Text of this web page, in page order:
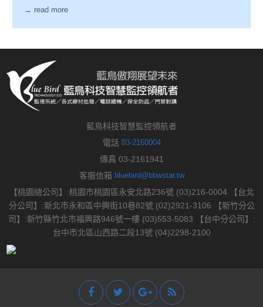
→ read more
藍鳥科技智慧監控領航者
電話 03-2160004
傳真 03-2161941
客服信箱 bluebird@bbwstar.tw
【桃園總公司】:桃園市桃園區永安北路236號 (03)216-0004 【台北
分公司】:新北市永和區中興街10巷82號 (02)2921-3106 【新竹分公
司】:新竹縣竹北市福興路946號一樓 (03)553-5083 【台中分公司】:
台中市北區山西路二段13號 (04)2298-2100